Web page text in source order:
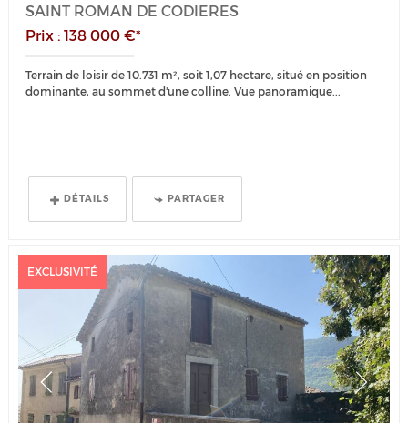
SAINT ROMAN DE CODIERES
Prix : 138 000 €*
Terrain de loisir de 10.731 m², soit 1,07 hectare, situé en position
dominante, au sommet d'une colline. Vue panoramique...
DÉTAILS PARTAGER
EXCLUSIVITÉ